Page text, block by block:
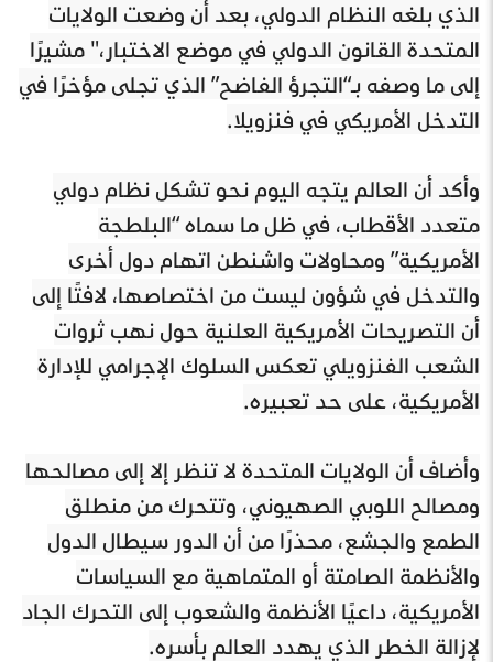
الذي بلغه النظام الدولي، بعد أن وضعت الولايات
المتحدة القانون الدولي في موضع الاختبار،" مشيرًا
إلى ما وصفه بـ“التجرؤ الفاضح” الذي تجلى مؤخرًا في
التدخل الأمريكي في فنزويلا.
وأكد أن العالم يتجه اليوم نحو تشكل نظام دولي
متعدد الأقطاب، في ظل ما سماه “البلطجة
الأمريكية” ومحاولات واشنطن اتهام دول أخرى
والتدخل في شؤون ليست من اختصاصها، لافتًا إلى
أن التصريحات الأمريكية العلنية حول نهب ثروات
الشعب الفنزويلي تعكس السلوك الإجرامي للإدارة
الأمريكية، على حد تعبيره.
وأضاف أن الولايات المتحدة لا تنظر إلا إلى مصالحها
ومصالح اللوبي الصهيوني، وتتحرك من منطلق
الطمع والجشع، محذرًا من أن الدور سيطال الدول
والأنظمة الصامتة أو المتماهية مع السياسات
الأمريكية، داعيًا الأنظمة والشعوب إلى التحرك الجاد
لإزالة الخطر الذي يهدد العالم بأسره.